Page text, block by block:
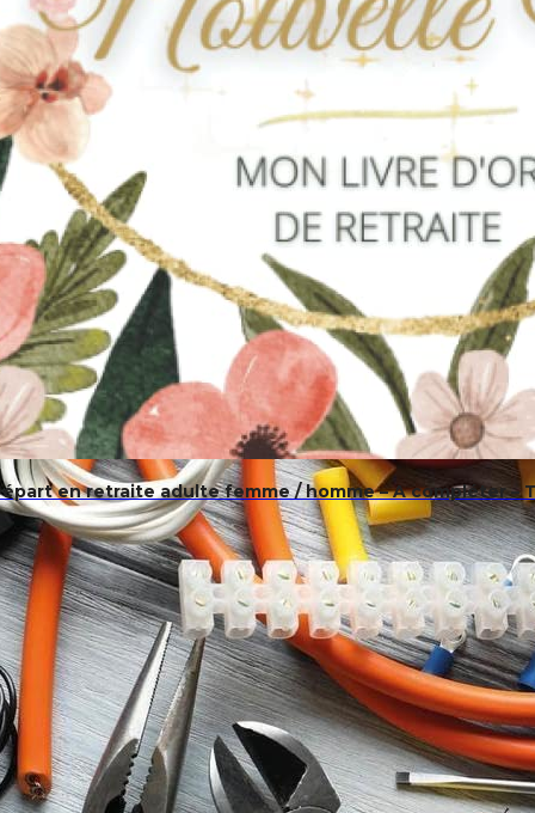
en retraite adulte femme / homme – A compléter –